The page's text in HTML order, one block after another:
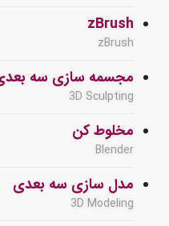
zBrush
zBrush
مجسمه سازی سه بعدی
3D Sculpting
مخلوط کن
Blender
مدل سازی سه بعدی
3D Modeling